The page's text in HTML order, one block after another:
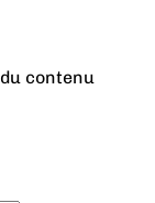
contenu